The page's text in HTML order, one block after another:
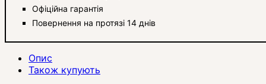
Офіційна гарантія
Повернення на протязі 14 днів
Опис
Також купують